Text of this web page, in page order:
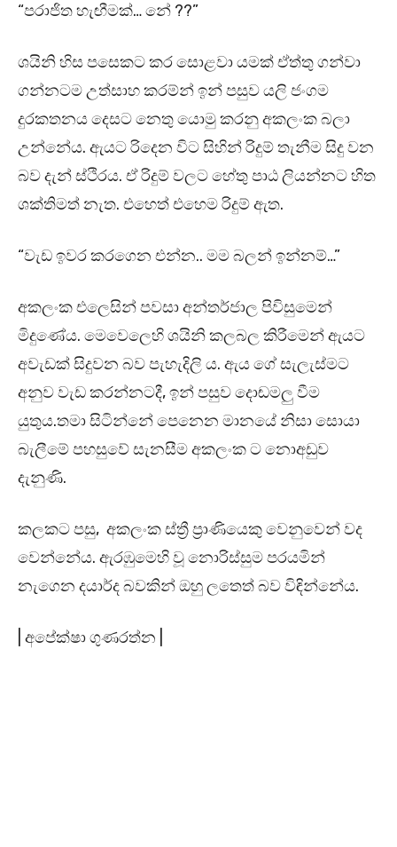
“පරාජිත හැඟීමක්… නේ ??”
ශයිනි හිස පසෙකට කර සොළවා යමක් ඒත්තු ගන්වා
ගන්නටම උත්සාහ කරම්න් ඉන් පසුව යලි ජංගම
දුරකතනය දෙසට නෙතු යොමු කරනු අකලංක බලා
උන්නේය. ඇයට රිදෙන විට සිහින් රිදුම් තැනීම සිදු වන
බව දැන් ස්ථිරය. ඒ රිදුම් වලට හේතු පාඨ ලියන්නට හිත
ශක්තිමත් නැත. එහෙත් එහෙම රිදුම් ඇත.
“වැඩ ඉවර කරගෙන එන්න.. මම බලන් ඉන්නම්…”
අකලංක එලෙසින් පවසා අන්තර්ජාල පිවිසුමෙන්
මිදුණේය. මෙවෙලෙහි ශයිනි කලබල කිරීමෙන් ඇයට
අවැඩක් සිදුවන බව පැහැදිලි ය. ඇය ගේ සැලැස්මට
අනුව වැඩ කරන්නටදී, ඉන් පසුව දොඬමලු වීම
යුතුය.තමා සිටින්නේ පෙනෙන මානයේ නිසා සොයා
බැලීමේ පහසුවේ සැනසීම අකලංක ට නොඅඩුව
දැනුණි.
කලකට පසු, අකලංක ස්ත්‍රී ප්‍රාණියෙකු වෙනුවෙන් වද
වෙන්නේය. ඇරඹුමෙහි වූ නොරිස්සුම පරයමින්
නැගෙන දයාර්ද බවකින් ඔහු ලතෙත් බව විඳින්නේය.
| අපේක්ෂා ගුණරත්න |